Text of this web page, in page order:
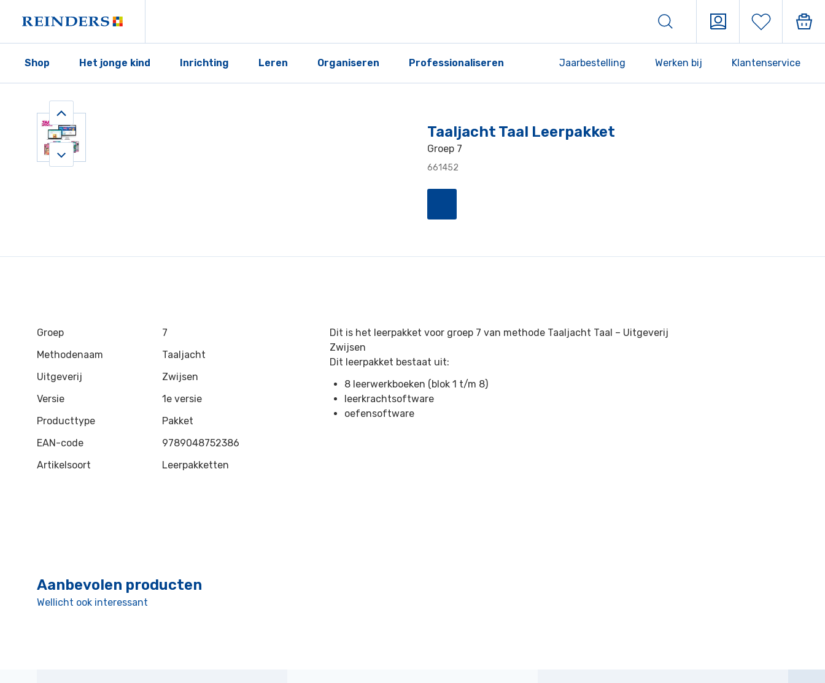
Shop Het jonge kind Inrichting Leren Organiseren Professionaliseren Jaarbestelling Werken bij Klantenservice
Taaljacht Taal Leerpakket
Groep 7
661452
Groep
7
Methodenaam
Taaljacht
Uitgeverij
Zwijsen
Versie
1e versie
Producttype
Pakket
EAN-code
9789048752386
Artikelsoort
Leerpakketten
Dit is het leerpakket voor groep 7 van methode Taaljacht Taal – Uitgeverij
Zwijsen
Dit leerpakket bestaat uit:
8 leerwerkboeken (blok 1 t/m 8)
leerkrachtsoftware
oefensoftware
Aanbevolen producten
Wellicht ook interessant